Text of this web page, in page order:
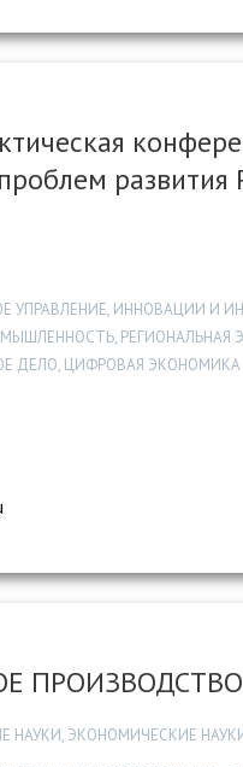
развития
УПРАВЛЕНИЕ, ИННОВАЦИИ И
РЕГИОНАЛЬНАЯ
ДЕЛО, ЦИФРОВАЯ ЭКОНОМИКА
ПРОИЗВОДСТВО
НАУКИ, ЭКОНОМИЧЕСКИЕ